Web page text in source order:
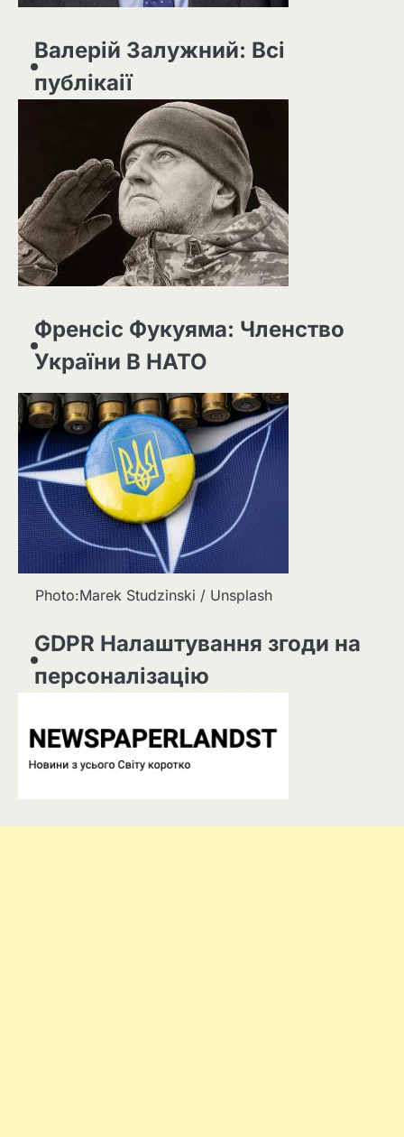
Валерій Залужний: Всі
публікаії
Френсіс Фукуяма: Членство
України В НАТО
Photo:Marek Studzinski / Unsplash
GDPR Налаштування згоди на
персоналізацію